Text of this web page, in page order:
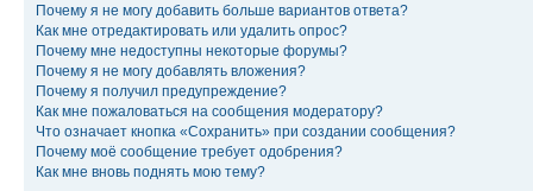
Почему я не могу добавить больше вариантов ответа?
Как мне отредактировать или удалить опрос?
Почему мне недоступны некоторые форумы?
Почему я не могу добавлять вложения?
Почему я получил предупреждение?
Как мне пожаловаться на сообщения модератору?
Что означает кнопка «Сохранить» при создании сообщения?
Почему моё сообщение требует одобрения?
Как мне вновь поднять мою тему?